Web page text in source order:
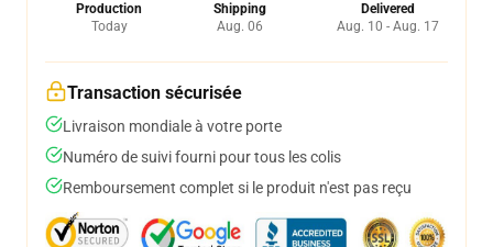
Production
Today
Shipping
Aug. 06
Delivered
Aug. 10 - Aug. 17
Transaction sécurisée
Livraison mondiale à votre porte
Numéro de suivi fourni pour tous les colis
Remboursement complet si le produit n'est pas reçu